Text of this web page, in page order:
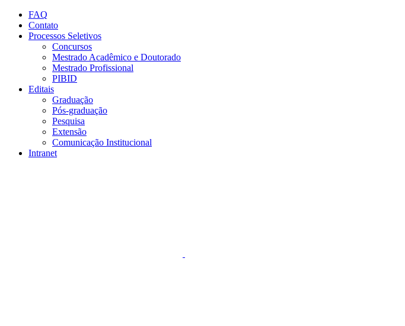
Conteúdo principal
FAQ
Contato
Processos Seletivos
Concursos
Mestrado Acadêmico e Doutorado
Mestrado Profissional
PIBID
Editais
Graduação
Pós-graduação
Pesquisa
Extensão
Comunicação Institucional
Intranet